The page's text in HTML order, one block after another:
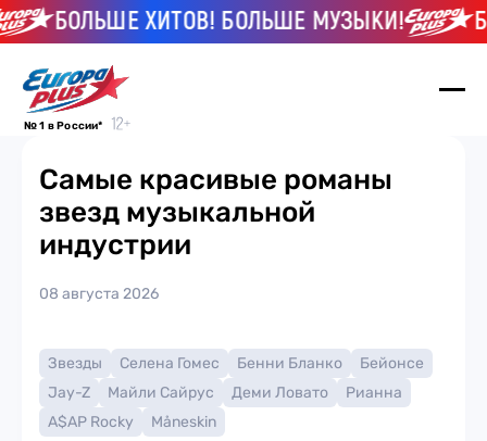
БОЛЬШЕ ХИТОВ! БОЛЬШЕ МУЗЫКИ!
№ 1 в России*
Самые красивые романы
звезд музыкальной
индустрии
08 августа 2026
Звезды Селена Гомес Бенни Бланко
Бейонсе
Jay-Z
Майли Сайрус Деми Ловато
Рианна
A$AP Rocky
Måneskin